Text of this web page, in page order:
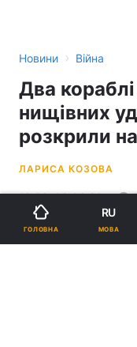
Новини › Війна
Два
нищівних
розкрили
ЛАРИСА КОЗОВА
19:26, 09.06.26
ГОЛОВНА
RU
МОВА